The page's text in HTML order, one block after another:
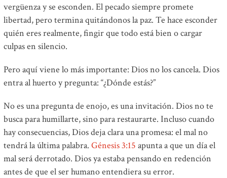
vergüenza y se esconden. El pecado siempre promete
libertad, pero termina quitándonos la paz. Te hace esconder
quién eres realmente, fingir que todo está bien o cargar
culpas en silencio.
Pero aquí viene lo más importante: Dios no los cancela. Dios
entra al huerto y pregunta: “¿Dónde estás?”
No es una pregunta de enojo, es una invitación. Dios no te
busca para humillarte, sino para restaurarte. Incluso cuando
hay consecuencias, Dios deja clara una promesa: el mal no
tendrá la última palabra. Génesis 3:15 apunta a que un día el
mal será derrotado. Dios ya estaba pensando en redención
antes de que el ser humano entendiera su error.